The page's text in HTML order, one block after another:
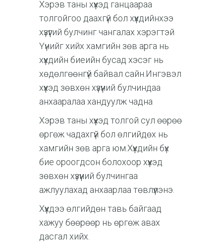
Хэрэв таны хүүхэд ганцаараа
толгойгоо даахгүй бол хүүхдийнхээ
хүзүүгий булчинг чангалах хэрэгтэй
Үүнийг хийх хамгийн зөв арга нь
хүүхдийн биеийн бусад хэсэг нь
хөдөлгөөнгүй байвал сайн.Ингэвэл
хүүхэд зөвхөн хүзүүний булчиндаа
анхааралаа хандуулж чадна
Хэрэв таны хүүхэд толгой сул өөрөө
өргөж чадахгүй бол өлгийдөх нь
хамгийн зөв арга юм.Хүүхдийн бүх
бие ороогдсон болохоор хүүхэд
зөвхөн хүзүүний булчингаа
ажлуулахад анхаарлаа төвлүүлэнэ.
Хүүхдээ өлгийдөн тавь байгаад
хажуу бөөрөөр нь өргөж авах
дасгал хийх.